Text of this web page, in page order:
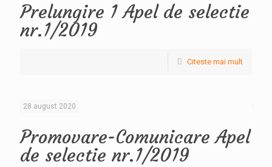
Prelungire 1 Apel de selectie
nr.1/2019
Citeste mai mult
28 august 2020
Promovare-Comunicare Apel
de selectie nr.1/2019